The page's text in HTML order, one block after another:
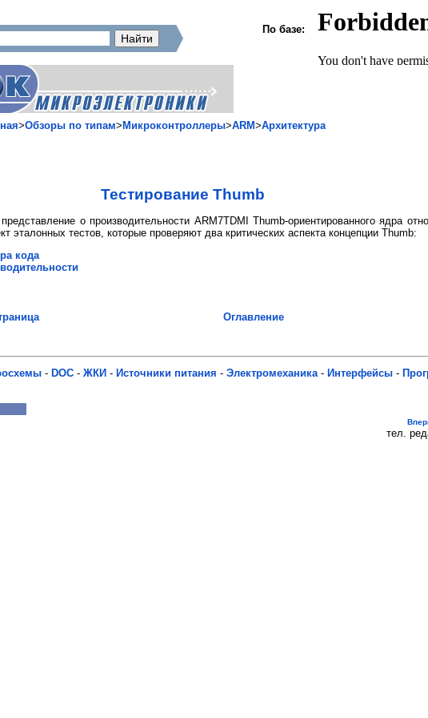
По базе:
>Обзоры по типам> Микроконтроллеры>ARM>Архитектура
Тестирование Thumb
о производительности ARM7TDMI Thumb-ориентированного ядра
эталонных тестов, которые проверяют два критических аспекта концепции Thumb:
кода
Оглавление
- DOC - ЖКИ - Источники питания - Электромеханика - Интерфейсы -
тел.